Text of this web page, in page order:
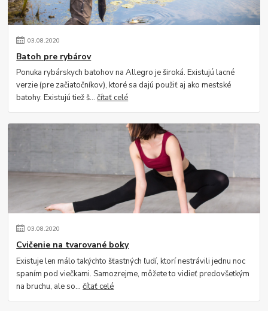
03.08.2020
Batoh pre rybárov
Ponuka rybárskych batohov na Allegro je široká. Existujú lacné
verzie (pre začiatočníkov), ktoré sa dajú použiť aj ako mestské
batohy. Existujú tiež š...čítať celé
03.08.2020
Cvičenie na tvarované boky
Existuje len málo takýchto šťastných ľudí, ktorí nestrávili jednu noc
spaním pod viečkami. Samozrejme, môžete to vidieť predovšetkým
na bruchu, ale so...čítať celé